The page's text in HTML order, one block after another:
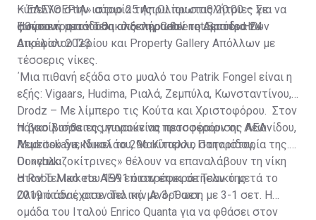
– ΕΛΕΥΘΕΡΙΑ» αύριο 25 Απριλίου στις 20:00 – Σε
ζωντανή μετάδοση από την Cablenet Sports ΗD.
Κύπελλο στην ιστορία της. Οι πρωταθλήτριες για να
φθάσουν στον Τελικό ξεπέρασαν το εμπόδιο των
Δικέφαλου Γερίου και Property Gallery Απόλλων με
τέσσερις νίκες.
Η προετοιμασία θα ολοκληρωθεί τη Δευτέρα 24
Απριλίου 2023.
΄Μια πιθανή εξάδα στο μυαλό του Patrik Fongel είναι η
εξής: Vigaars, Hudima, Ριαλά, Ζεμπύλα, Κωνσταντίνου,
Drodz – Mε λίμπερο τις Κούτα και Χριστοφόρου. Στον
πάγκο βοήθειες μπορούν να προσφέρουν οι: Λεωνίδου,
Mudritskaya, Νικολάου, Μανίταρου, Παταρίδου,
Donchuk.
H βασίλισσα της γυναικείας πετοσφαίρισης AΕΛ
Λεμεσού διεκδικεί το 29ο Κύπελλο στην ιστορία της.
Οι «γαλαζοκίτρινες» θέλουν να επαναλάβουν τη νίκη
στον Τελικό του 1991 όταν επικράτησαν της
Ολυμπιάδας στον Τελικό με 3-1 σετ.
Η Robo Markets ΑΕΛ επιστρέφει σε Τελικό μετά το
2019 όταν έχασε από την Ανόρθωση με 3-1 σετ. Η
ομάδα του Ιταλού Enrico Quanta για να φθάσει στον